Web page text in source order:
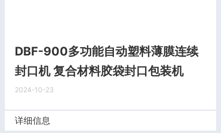
DBF-900多功能自动塑料薄膜连续
封口机 复合材料胶袋封口包装机
2024-10-23
详细信息